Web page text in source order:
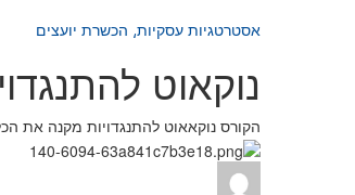
אסטרטגיות עסקיות⸲ הכשרת יועצים
נוקאוט
הקורס נוקאאוט להתנגדויות מקנה את